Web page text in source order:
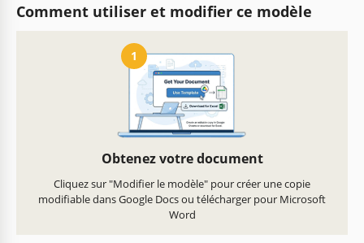
Comment utiliser et modifier ce modèle
1
Obtenez votre document
Cliquez sur "Modifier le modèle" pour créer une copie
modifiable dans Google Docs ou télécharger pour Microsoft
Word